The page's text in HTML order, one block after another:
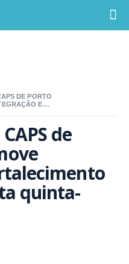
DE PORTO
E
de
quinta-